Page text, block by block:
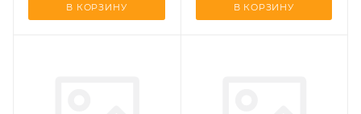
В КОРЗИНУ В КОРЗИНУ